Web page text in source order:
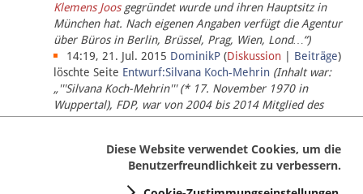
Klemens Joosgegründet wurde und ihren Hauptsitz in
München hat. Nach eigenen Angaben verfügt die Agentur
über Büros in Berlin, Brüssel, Prag, Wien, Lond…“)
14:19, 21. Jul. 2015 DominikP (Diskussion Beiträge)
löschte Seite Entwurf:Silvana Koch-Mehrin (Inhalt war:
„'''Silvana Koch-Mehrin''' (* 17. November 1970 in
Wuppertal), FDP, war von 2004 bis 2014 Mitglied des
Europäischen Parlaments, seit November 2014 ist sie für
Diese Website verwendet Cookies, um die
Benutzerfreundlichkeit zu verbessern.